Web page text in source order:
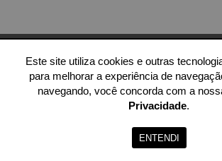
© 2026 - Imobiliária Artefatto Imóveis - Franca/SP
-Todos os Direitos
Este site utiliza cookies e outras
para melhorar a experiência de
navegando, você concorda com a
Privacidade.
ENTENDI